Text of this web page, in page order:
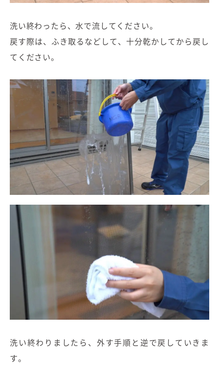
洗い終わったら、水で流してください。
戻す際は、ふき取るなどして、十分乾かしてから戻し
てください。
洗い終わりましたら、外す手順と逆で戻していきま
す。